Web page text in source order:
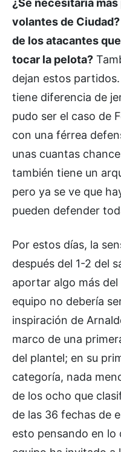
volantes de Ciudad?
de los atacantes
tocar la pelota?
dejan estos
tiene diferencia de
pudo ser el caso de
con una férrea
unas cuantas
también tiene un
pero ya se ve que
pueden defender
Por estos días, la
después del 1-2 del
aportar algo más
equipo no debería
inspiración de
marco de una
del plantel; en su
categoría, nada
de los ocho que
de las 36 fechas de
esto pensando en lo